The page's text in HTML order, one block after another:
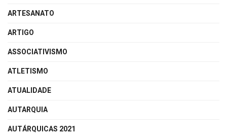
ARTESANATO
ARTIGO
ASSOCIATIVISMO
ATLETISMO
ATUALIDADE
AUTARQUIA
AUTÁRQUICAS 2021